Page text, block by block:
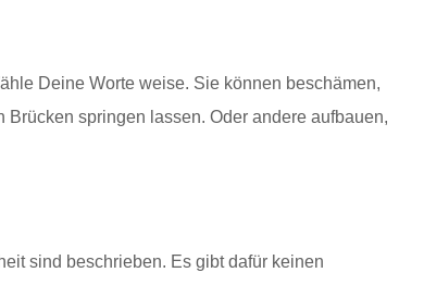
Deine Worte weise. Sie können beschämen,
springen lassen. Oder andere aufbauen,
sind beschrieben. Es gibt dafür keinen